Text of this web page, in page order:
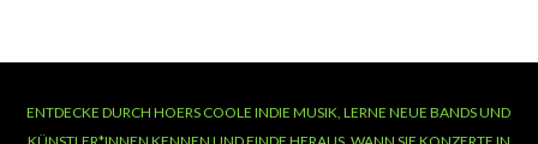
ENTDECKE DURCH HOERS COOLE INDIE MUSIK, LERNE NEUE BANDS UND